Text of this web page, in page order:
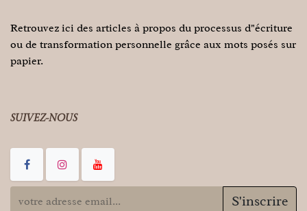
Retrouvez ici des articles à propos du processus d"écriture
ou de transformation personnelle grâce aux mots posés sur
papier.
SUIVEZ-NOUS
S'inscrire